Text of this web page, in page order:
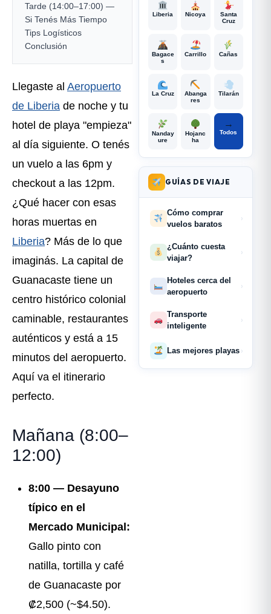
Tarde (14:00–17:00) —
Si Tenés Más Tiempo
Tips Logísticos
Conclusión
Llegaste al Aeropuerto
de Liberia de noche y tu
hotel de playa "empieza"
al día siguiente. O tenés
un vuelo a las 6pm y
checkout a las 12pm.
¿Qué hacer con esas
horas muertas en
Liberia? Más de lo que
imaginás. La capital de
Guanacaste tiene un
centro histórico colonial
caminable, restaurantes
auténticos y está a 15
minutos del aeropuerto.
Aquí va el itinerario
perfecto.
Mañana (8:00–
12:00)
8:00 — Desayuno
típico en el
Mercado Municipal:
Gallo pinto con
natilla, tortilla y café
de Guanacaste por
₡2,500 (~$4.50).
Liberia Nicoya
Santa
Cruz
Bagace
s
Carrillo Cañas
La Cruz
Abanga
res
Tilarán
Nanday
ure
Hojanc
ha
→
Todos
GUÍAS DE VIAJE
Cómo comprar
vuelos baratos
›
¿Cuánto cuesta
viajar?
›
Hoteles cerca del
aeropuerto
›
Transporte
inteligente
›
Las mejores playas ›